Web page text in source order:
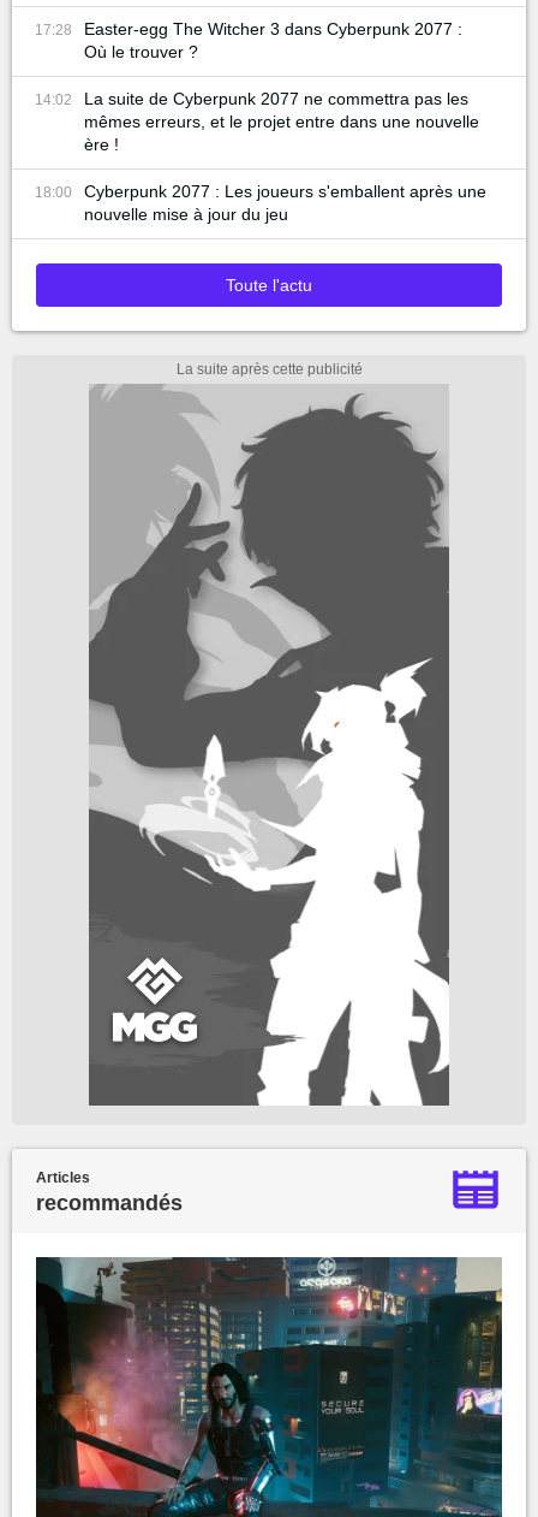
17:28
Easter-egg The Witcher 3 dans Cyberpunk 2077 :
Où le trouver ?
14:02
La suite de Cyberpunk 2077 ne commettra pas les
mêmes erreurs, et le projet entre dans une nouvelle
ère !
18:00
Cyberpunk 2077 : Les joueurs s'emballent après une
nouvelle mise à jour du jeu
Toute l'actu
Articles
recommandés